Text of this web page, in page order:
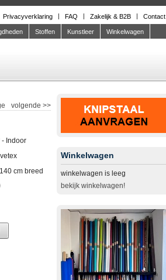
Privacyverklaring FAQ Zakelijk & B2B Contact
Stoffen Kunstleer Winkelwagen
volgende >>
- Indoor
cm breed
Winkelwagen
winkelwagen is leeg
bekijk winkelwagen!